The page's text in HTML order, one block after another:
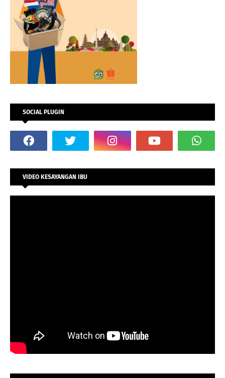
SOCIAL PLUGIN
VIDEO KESAYANGAN IBU